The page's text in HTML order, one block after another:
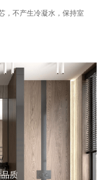
，不产生冷凝水，保持室
质